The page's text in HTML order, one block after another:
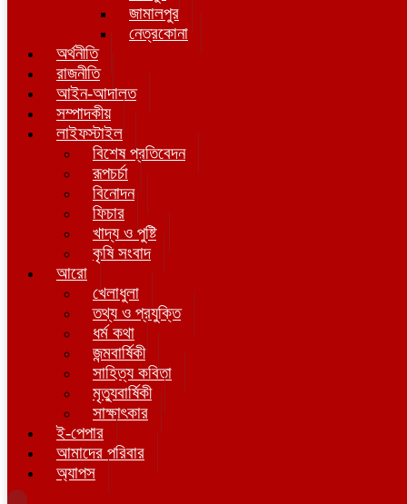
জামালপুর
নেত্রকোনা
অর্থনীতি
রাজনীতি
আইন-আদালত
সম্পাদকীয়
লাইফস্টাইল
বিশেষ প্রতিবেদন
রূপচর্চা
বিনোদন
ফিচার
খাদ্য ও পুষ্টি
কৃষি সংবাদ
আরো
খেলাধুলা
তথ্য ও প্রযুক্তি
ধর্ম কথা
জন্মবার্ষিকী
সাহিত্য কবিতা
মৃত্যুবার্ষিকী
সাক্ষাৎকার
ই-পেপার
আমাদের পরিবার
অ্যাপস